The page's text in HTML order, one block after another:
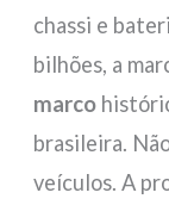
chassi e
bilhões, a
marco
brasileira.
veículos. A